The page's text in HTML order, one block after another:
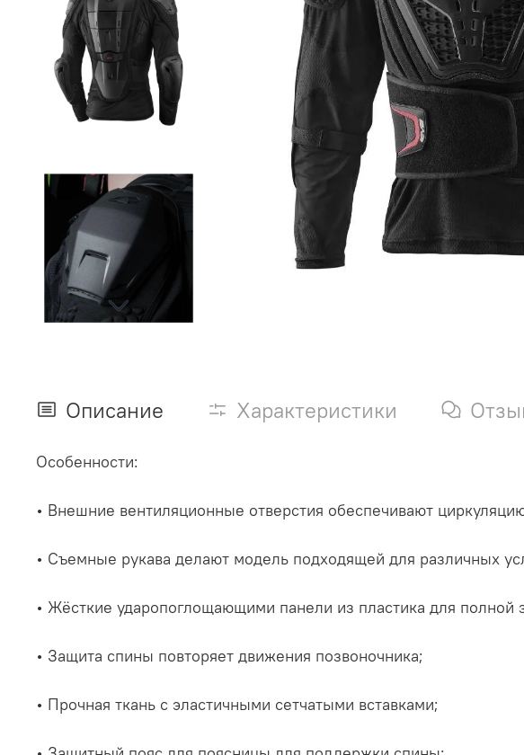
Описание Характеристики
Особенности:
• Внешние вентиляционные отверстия обеспечивают
• Съемные рукава делают модель подходящей для различных
• Жёсткие ударопоглощающими панели из пластика для полной
• Защита спины повторяет движения позвоночника;
• Прочная ткань с эластичными сетчатыми вставками;